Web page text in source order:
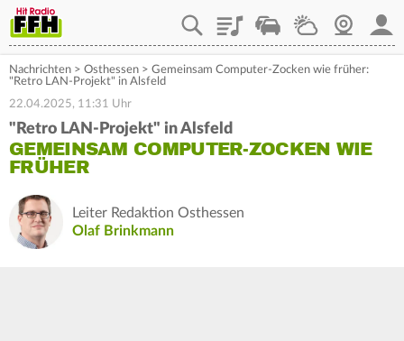
PlaylistStaupilotWetterWebcam
Nachrichten > Osthessen > Gemeinsam Computer-Zocken wie früher:
"Retro LAN-Projekt" in Alsfeld
22.04.2025, 11:31 Uhr
"Retro LAN-Projekt" in Alsfeld
GEMEINSAM COMPUTER-ZOCKEN WIE
FRÜHER
Leiter Redaktion Osthessen
Olaf Brinkmann